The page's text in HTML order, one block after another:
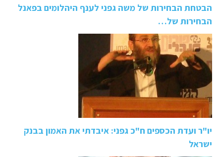
הבטחת הבחירות של משה גפני לענף היהלומים בפאנל
הבחירות של…
יו"ר ועדת הכספים ח"כ גפני: איבדתי את האמון בבנק
ישראל